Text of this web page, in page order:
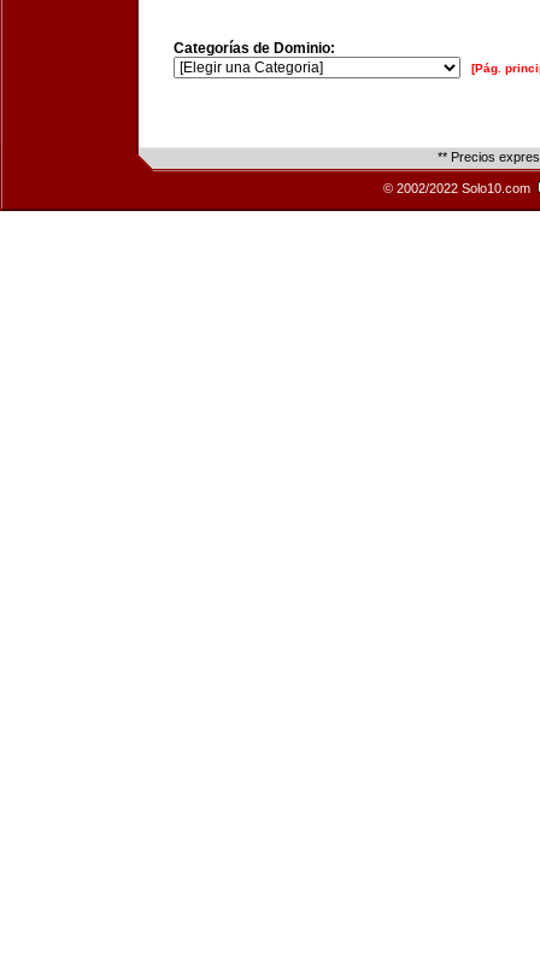
Categorías de Dominio:
[Pág.
** Precios
© 2002/2022 Solo10.com